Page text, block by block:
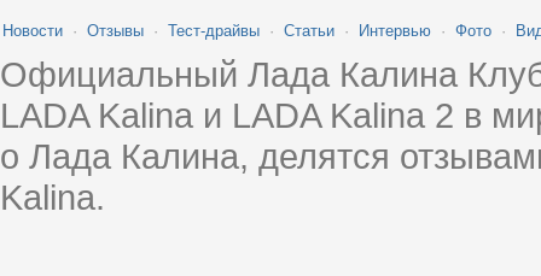
Новости · Отзывы · Тест-драйвы · Статьи · Интервью · Фото ·
Официальный Лада Калина
LADA Kalina и LADA Kalina 2 в
о Лада Калина, делятся
Kalina.